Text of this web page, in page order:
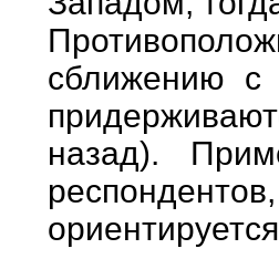
сближению
назад).